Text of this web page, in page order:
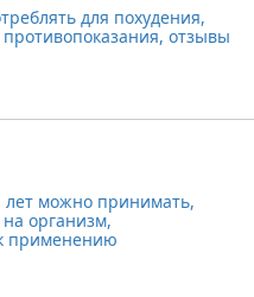
для похудения,
отзывы
лет можно принимать,
организм,
применению